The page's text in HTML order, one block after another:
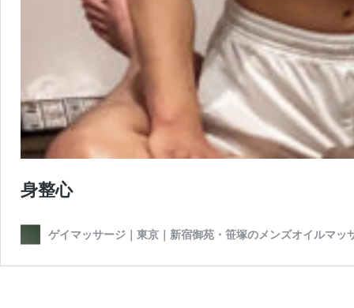
身整心
ゲイマッサージ｜東京｜新宿御苑・笹塚のメンズオイルマッ